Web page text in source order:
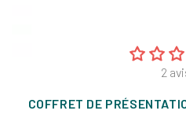
2
COFFRET DE